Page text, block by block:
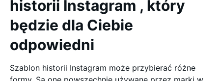
historii Instagram , który
będzie dla Ciebie
odpowiedni
Szablon historii Instagram może przybierać różne